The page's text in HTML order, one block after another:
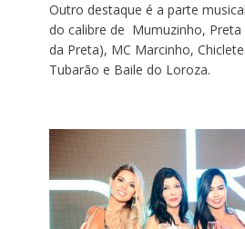
Outro destaque é a parte
do calibre de Mumuzinho, Preta
da Preta), MC Marcinho,
Tubarão e Baile do Loroza.